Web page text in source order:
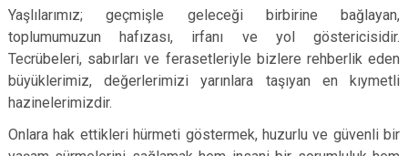
Yaşlılarımız; geçmişle geleceği birbirine bağlayan,
toplumumuzun hafızası, irfanı ve yol göstericisidir.
Tecrübeleri, sabırları ve ferasetleriyle bizlere rehberlik eden
büyüklerimiz, değerlerimizi yarınlara taşıyan en kıymetli
hazinelerimizdir.
Onlara hak ettikleri hürmeti göstermek, huzurlu ve güvenli bir